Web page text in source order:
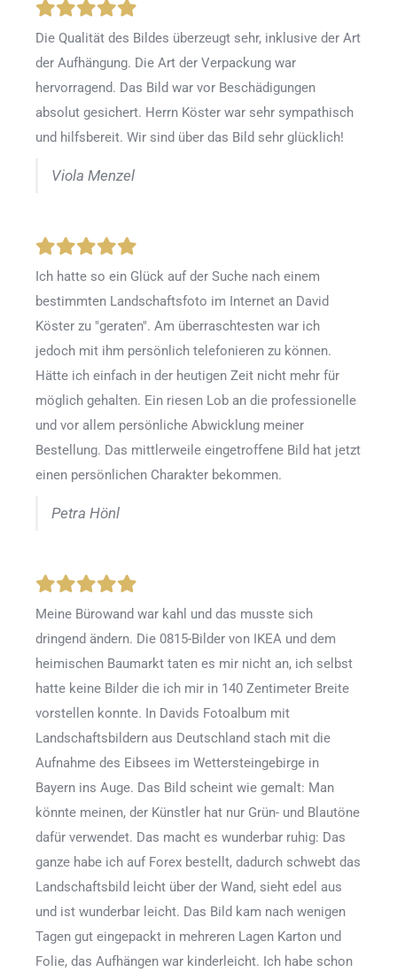
Die Qualität des Bildes überzeugt sehr, inklusive der Art
der Aufhängung. Die Art der Verpackung war
hervorragend. Das Bild war vor Beschädigungen
absolut gesichert. Herrn Köster war sehr sympathisch
und hilfsbereit. Wir sind über das Bild sehr glücklich!
Viola Menzel
Ich hatte so ein Glück auf der Suche nach einem
bestimmten Landschaftsfoto im Internet an David
Köster zu "geraten". Am überraschtesten war ich
jedoch mit ihm persönlich telefonieren zu können.
Hätte ich einfach in der heutigen Zeit nicht mehr für
möglich gehalten. Ein riesen Lob an die professionelle
und vor allem persönliche Abwicklung meiner
Bestellung. Das mittlerweile eingetroffene Bild hat jetzt
einen persönlichen Charakter bekommen.
Petra Hönl
Meine Bürowand war kahl und das musste sich
dringend ändern. Die 0815-Bilder von IKEA und dem
heimischen Baumarkt taten es mir nicht an, ich selbst
hatte keine Bilder die ich mir in 140 Zentimeter Breite
vorstellen konnte. In Davids Fotoalbum mit
Landschaftsbildern aus Deutschland stach mit die
Aufnahme des Eibsees im Wettersteingebirge in
Bayern ins Auge. Das Bild scheint wie gemalt: Man
könnte meinen, der Künstler hat nur Grün- und Blautöne
dafür verwendet. Das macht es wunderbar ruhig: Das
ganze habe ich auf Forex bestellt, dadurch schwebt das
Landschaftsbild leicht über der Wand, sieht edel aus
und ist wunderbar leicht. Das Bild kam nach wenigen
Tagen gut eingepackt in mehreren Lagen Karton und
Folie, das Aufhängen war kinderleicht. Ich habe schon